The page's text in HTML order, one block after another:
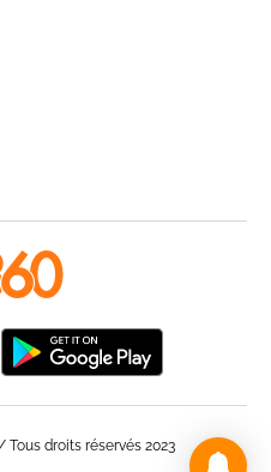
droits réservés 2023